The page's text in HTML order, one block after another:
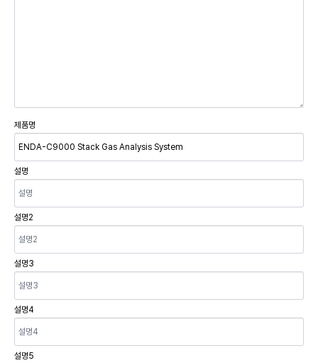
제품명
설명
설명2
설명3
설명4
설명5